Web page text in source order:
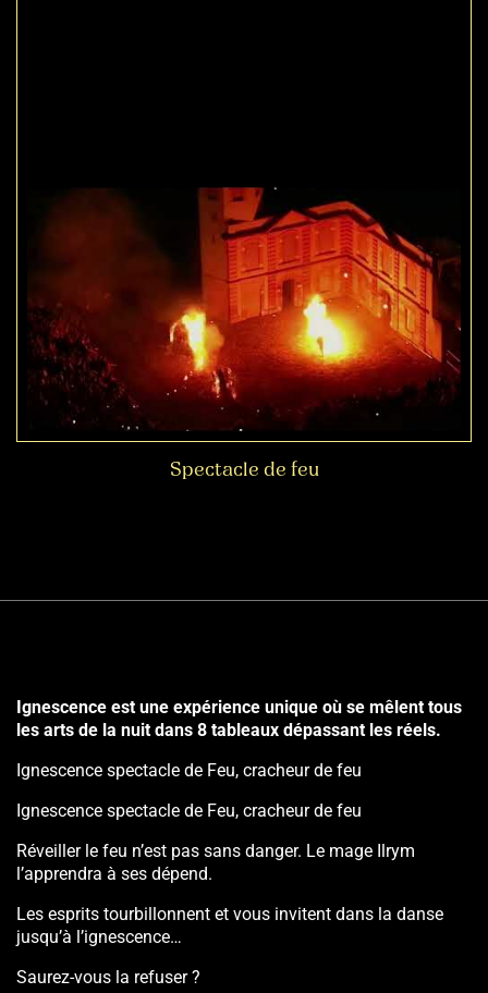
Spectacle de feu
Ignescence est une expérience unique où se mêlent tous
les arts de la nuit dans 8 tableaux dépassant les réels.
Ignescence spectacle de Feu, cracheur de feu
Ignescence spectacle de Feu, cracheur de feu
Réveiller le feu n’est pas sans danger. Le mage Ilrym
l’apprendra à ses dépend.
Les esprits tourbillonnent et vous invitent dans la danse
jusqu’à l’ignescence…
Saurez-vous la refuser ?